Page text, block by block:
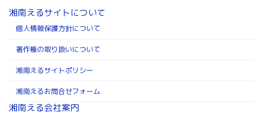
湘南えるサイトについて
個人情報保護方針について
著作権の取り扱いについて
湘南えるサイトポリシー
湘南えるお問合せフォーム
湘南える会社案内